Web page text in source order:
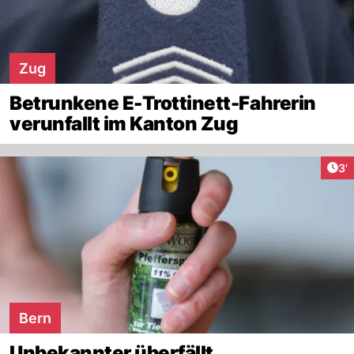
Zug
Betrunkene E-Trottinett-Fahrerin
verunfallt im Kanton Zug
3'
Bern